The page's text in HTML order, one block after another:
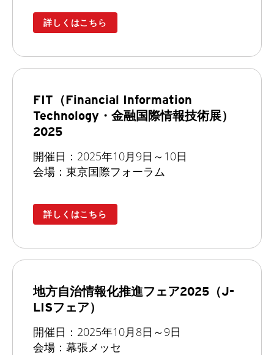
詳しくはこちら
FIT（Financial Information
Technology・金融国際情報技術展）
2025
開催日：2025年10月9日～10日
会場：東京国際フォーラム
詳しくはこちら
地方自治情報化推進フェア2025（J-
LISフェア）
開催日：2025年10月8日～9日
会場：幕張メッセ